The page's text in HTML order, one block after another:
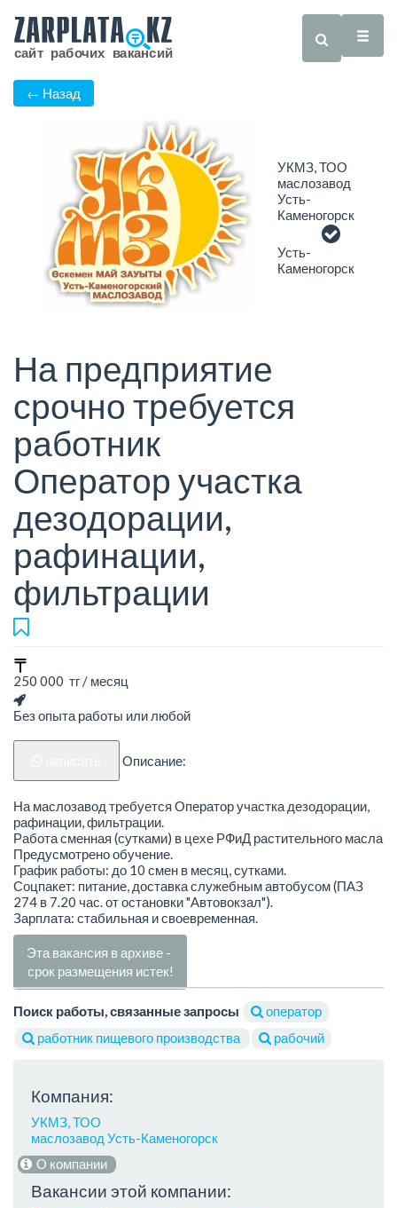
← Назад
УКМЗ, ТОО
маслозавод
Усть-
Каменогорск
Усть-
Каменогорск
На предприятие
срочно требуется
работник
Оператор участка
дезодорации,
рафинации,
фильтрации
250 000 тг / месяц
Без опыта работы или любой
Описание:
На маслозавод требуется Оператор участка дезодорации,
рафинации, фильтрации.
Работа сменная (сутками) в цехе РФиД растительного масла
Предусмотрено обучение.
График работы: до 10 смен в месяц, сутками.
Соцпакет: питание, доставка служебным автобусом (ПАЗ
274 в 7.20 час. от остановки "Автовокзал").
Зарплата: стабильная и своевременная.
Эта вакансия в архиве -
срок размещения истек!
Поиск работы, связанные запросы
оператор
работник пищевого производства
рабочий
Компания:
УКМЗ, ТОО
маслозавод Усть-Каменогорск
О компании
Вакансии этой компании: